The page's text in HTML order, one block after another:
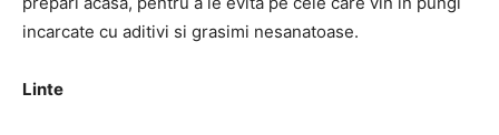
incarcate cu aditivi si grasimi nesanatoase.
Linte